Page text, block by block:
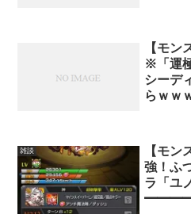
【モ
※「運
シーデ
らｗｗ
雑談
【モ
強！ふ
ラ「ユ